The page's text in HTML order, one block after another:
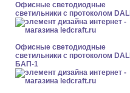
Офисные светодиодные
светильники с протоколом DALI
Офисные светодиодные
светильники с протоколом DALI
БАП-1